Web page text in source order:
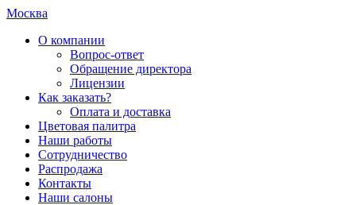
Москва
О компании
Вопрос-ответ
Обращение директора
Лицензии
Как заказать?
Оплата и доставка
Цветовая палитра
Наши работы
Сотрудничество
Распродажа
Контакты
Наши салоны